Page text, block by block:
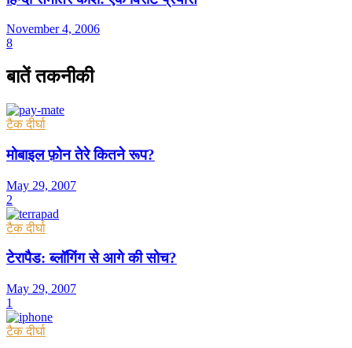
November 4, 2006
8
बातें तकनीकी
टैक दीर्घा
मोबाइल फ़ोन तेरे कितने रूप?
May 29, 2007
2
टैक दीर्घा
टेरापैड: ब्लॉगिंग से आगे की सोच?
May 29, 2007
1
टैक दीर्घा